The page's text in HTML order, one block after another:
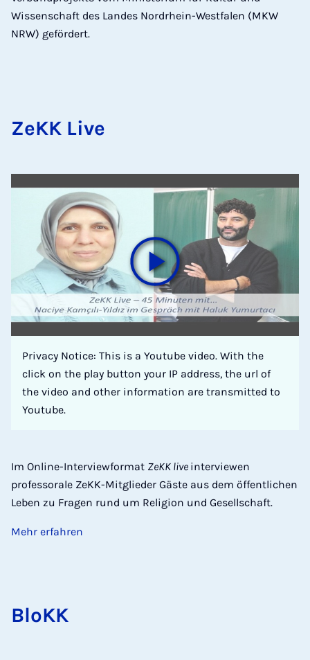
Wissenschaft des Landes Nordrhein-Westfalen (MKW
NRW) gefördert.
ZeKK Live
Privacy Notice: This is a Youtube video. With the
click on the play button your IP address, the url of
the video and other information are transmitted to
Youtube.
Im Online-Interviewformat ZeKK live interviewen
professorale ZeKK-Mitglieder Gäste aus dem öffentlichen
Leben zu Fragen rund um Religion und Gesellschaft.
Mehr erfahren
BloKK